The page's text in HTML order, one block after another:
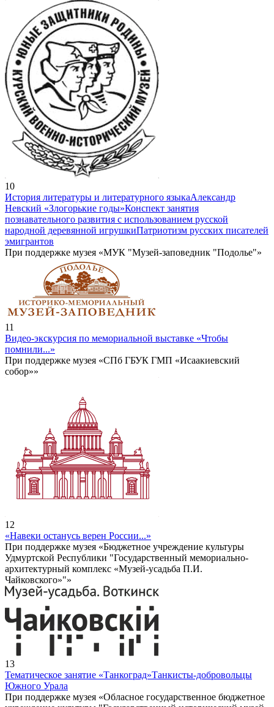
10
История литературы и литературного языкаАлександр
Невский «Злогорькие годы»Конспект занятия
познавательного развития с использованием русской
народной деревянной игрушкиПатриотизм русских писателей
эмигрантов
При поддержке музея «МУК "Музей-заповедник "Подолье"»
11
Видео-экскурсия по мемориальной выставке «Чтобы
помнили...»
При поддержке музея «СПб ГБУК ГМП «Исаакиевский
собор»»
12
«Навеки останусь верен России...»
При поддержке музея «Бюджетное учреждение культуры
Удмуртской Республики "Государственный мемориально-
архитектурный комплекс «Музей-усадьба П.И.
Чайковского»"»
13
Тематическое занятие «Танкоград»Танкисты-добровольцы
Южного Урала
При поддержке музея «Обласное государственное бюджетное